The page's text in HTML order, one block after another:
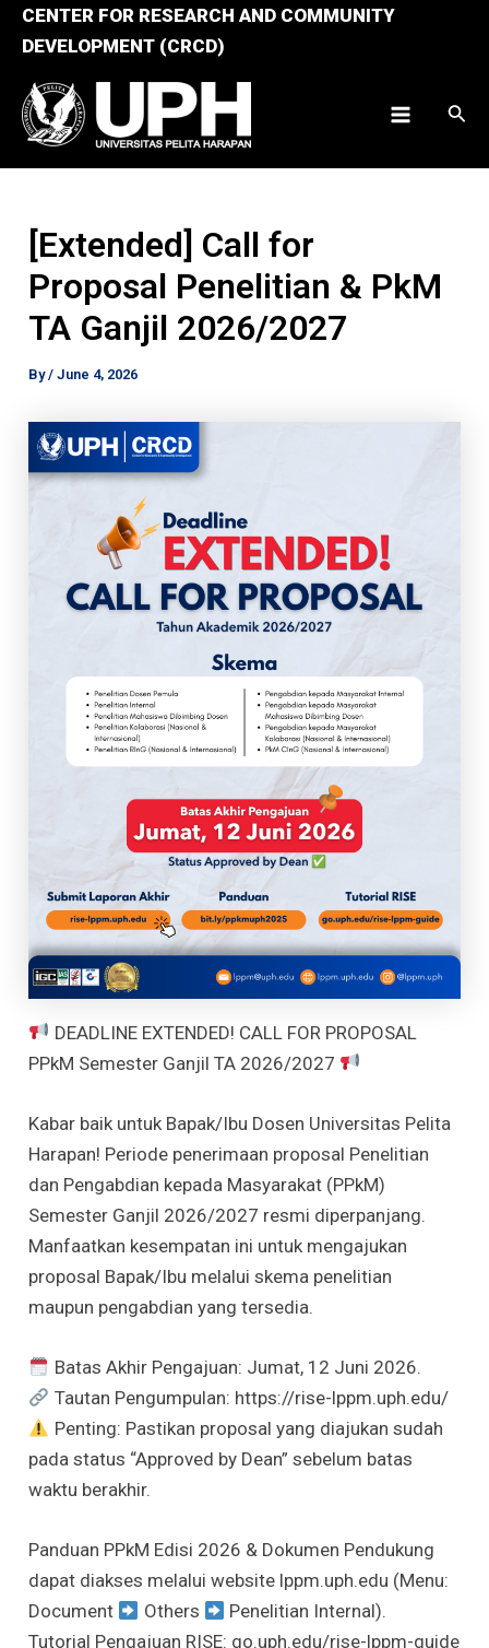
SkipCENTER FOR RESEARCH AND COMMUNITY
DEVELOPMENT (CRCD)
[Extended] Call for
Proposal Penelitian & PkM
TA Ganjil 2026/2027
By/June 4, 2026
DEADLINE EXTENDED! CALL FOR PROPOSAL
PPkM Semester Ganjil TA 2026/2027
Kabar baik untuk Bapak/Ibu Dosen Universitas Pelita
Harapan! Periode penerimaan proposal Penelitian
dan Pengabdian kepada Masyarakat (PPkM)
Semester Ganjil 2026/2027 resmi diperpanjang.
Manfaatkan kesempatan ini untuk mengajukan
proposal Bapak/Ibu melalui skema penelitian
maupun pengabdian yang tersedia.
Batas Akhir Pengajuan: Jumat, 12 Juni 2026.
Tautan Pengumpulan: https://rise-lppm.uph.edu/
Penting: Pastikan proposal yang diajukan sudah
pada status “Approved by Dean” sebelum batas
waktu berakhir.
Panduan PPkM Edisi 2026 & Dokumen Pendukung
dapat diakses melalui website lppm.uph.edu (Menu:
Document
Others
Penelitian Internal).
Tutorial Pengajuan RISE: go.uph.edu/rise-lppm-guide